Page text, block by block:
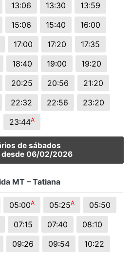
13:06 13:30
13:59
15:06 15:40
16:00
17:00 17:20
17:35
18:40 19:00
19:20
20:25 20:56
21:20
22:32 22:56
23:20
23:44A
de sábados
desde 06/02/2026
MT – Tatiana
05:00A 05:25A
05:50
07:15 07:40
08:10
09:26 09:54 10:22